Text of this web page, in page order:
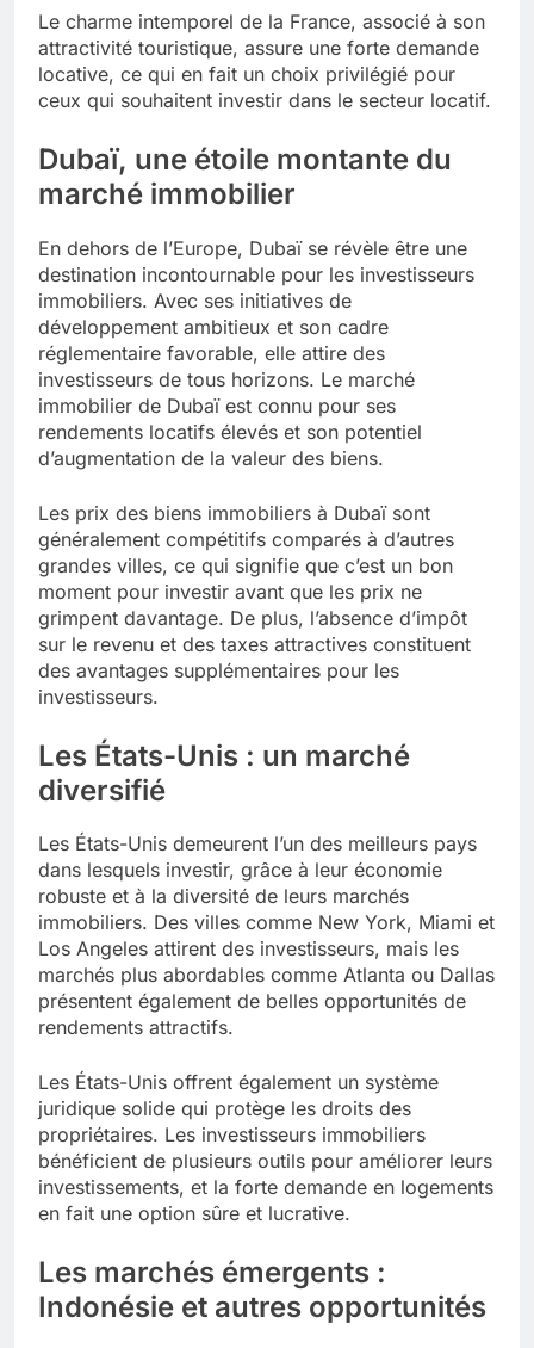
Le charme intemporel de la France, associé à son
attractivité touristique, assure une forte demande
locative, ce qui en fait un choix privilégié pour
ceux qui souhaitent investir dans le secteur locatif.
Dubaï, une étoile montante du
marché immobilier
En dehors de l’Europe, Dubaï se révèle être une
destination incontournable pour les investisseurs
immobiliers. Avec ses initiatives de
développement ambitieux et son cadre
réglementaire favorable, elle attire des
investisseurs de tous horizons. Le marché
immobilier de Dubaï est connu pour ses
rendements locatifs élevés et son potentiel
d’augmentation de la valeur des biens.
Les prix des biens immobiliers à Dubaï sont
généralement compétitifs comparés à d’autres
grandes villes, ce qui signifie que c’est un bon
moment pour investir avant que les prix ne
grimpent davantage. De plus, l’absence d’impôt
sur le revenu et des taxes attractives constituent
des avantages supplémentaires pour les
investisseurs.
Les États-Unis : un marché
diversifié
Les États-Unis demeurent l’un des meilleurs pays
dans lesquels investir, grâce à leur économie
robuste et à la diversité de leurs marchés
immobiliers. Des villes comme New York, Miami et
Los Angeles attirent des investisseurs, mais les
marchés plus abordables comme Atlanta ou Dallas
présentent également de belles opportunités de
rendements attractifs.
Les États-Unis offrent également un système
juridique solide qui protège les droits des
propriétaires. Les investisseurs immobiliers
bénéficient de plusieurs outils pour améliorer leurs
investissements, et la forte demande en logements
en fait une option sûre et lucrative.
Les marchés émergents :
Indonésie et autres opportunités